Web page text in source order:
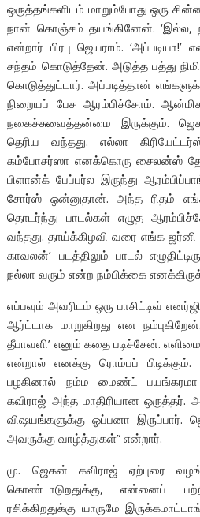
ஒருத்தங்களிடம் மாறும்போது ஒரு
நான் கொஞ்சம் தயங்கினேன். ‘இல்ல,
என்றார் பிரபு ஜெயராம்.
சந்தம் கொடுத்தேன். அடுத்த பத்து
கொடுத்துட்டார். அப்படித்தான்
நிறையப் பேச ஆரம்பிச்சோம்.
நகைச்சுவைத்தன்மை இருக்கும்.
தெரிய வந்தது. எல்லா
கம்போசர்ஸா எனக்கொரு சைலன்ஸ்
பிளான்க் பேப்பர்ல இருந்து
சோர்ஸ் ஒன்னுதான். அந்த ரிதம்
தொடர்ந்து பாடல்கள் எழுத
வந்தது. தாய்க்கிழவி வரை எங்க
காவலன்’ படத்திலும் பாடல்
நல்லா வரும் என்ற நம்பிக்கை
எப்பவும் அவரிடம் ஒரு பாசிட்டிவ்
ஆர்ட்டாக மாறுகிறது என
தீபாவளி’ எனும் கதை படிச்சேன்.
என்றால் எனக்கு ரொம்பப்
பழகினால் நம்ம மைண்ட்
கவிராஜ் அந்த மாதிரியான ஒருத்தர்.
விஷயங்களுக்கு ஓப்பனா இருப்பார்.
அவருக்கு வாழ்த்துகள்” என்றார்.
மு. ஜெகன் கவிராஜ் ஏற்புரை
கொண்டாடுறதுக்கு, என்னைப்
ரசிக்கிறதுக்கு யாருமே